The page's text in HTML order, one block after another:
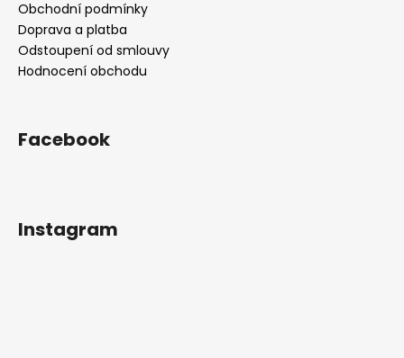
Obchodní podmínky
Doprava a platba
Odstoupení od smlouvy
Hodnocení obchodu
Facebook
Instagram